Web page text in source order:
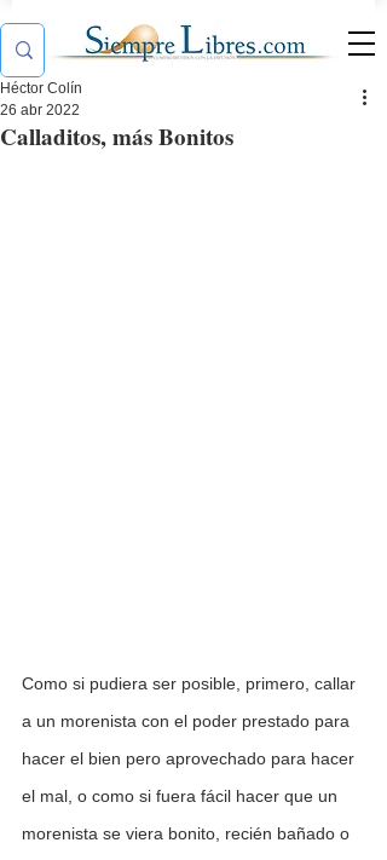
Calladitos, más Bonitos
Héctor Colín
26 abr 2022
Como si pudiera ser posible, primero, callar
a un morenista con el poder prestado para
hacer el bien pero aprovechado para hacer
el mal, o como si fuera fácil hacer que un
morenista se viera bonito, recién bañado o